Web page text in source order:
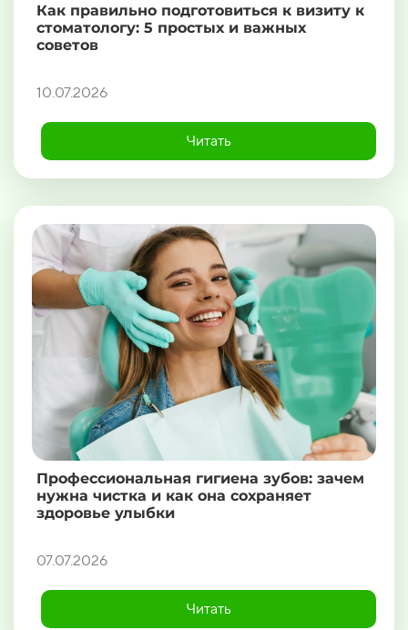
Как правильно подготовиться к визиту к
стоматологу: 5 простых и важных
советов
10.07.2026
Читать
Профессиональная гигиена зубов: зачем
нужна чистка и как она сохраняет
здоровье улыбки
07.07.2026
Читать